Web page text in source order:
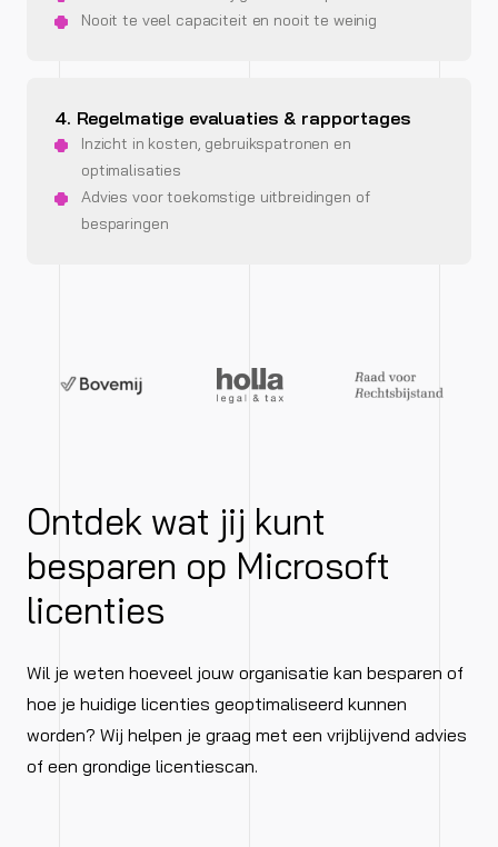
Nooit te veel capaciteit en nooit te weinig
4. Regelmatige evaluaties & rapportages
Inzicht in kosten, gebruikspatronen en
optimalisaties
Advies voor toekomstige uitbreidingen of
besparingen
Ontdek wat jij kunt
besparen op Microsoft
licenties
Wil je weten hoeveel jouw organisatie kan besparen of
hoe je huidige licenties geoptimaliseerd kunnen
worden? Wij helpen je graag met een vrijblijvend advies
of een grondige licentiescan.